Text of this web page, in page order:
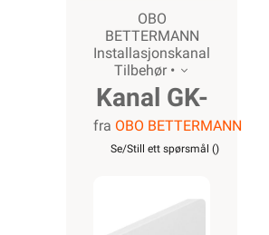
OBO
BETTERMANN
Installasjonskanal
Tilbehør •
Kanal GK-
OTGRW
70 serien
fra OBO BETTERMANN
Se/Still ett spørsmål ()